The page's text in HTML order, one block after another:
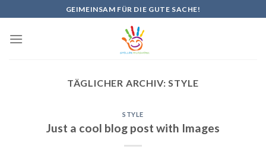
to
content
GEIMEINSAM FÜR DIE GUTE SACHE!
TÄGLICHER ARCHIV:STYLE
STYLE
Just a cool blog post with Images